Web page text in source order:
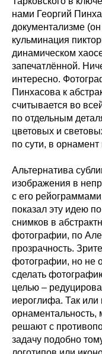
нами Георгий
документализме
кульминация
динамическом
запечатлённой.
интересно.
Пинхасова к
считывается во
по отдельным
цветовых и
по сути, в орнамент
Альтернатива
изображения в
с его
показал эту идею
снимков в
фотографии, по
прозрачность.
фотографии, но не
сделать
целью –
иероглифа. Так или
орнаментальность,
решают с
задачу подобно